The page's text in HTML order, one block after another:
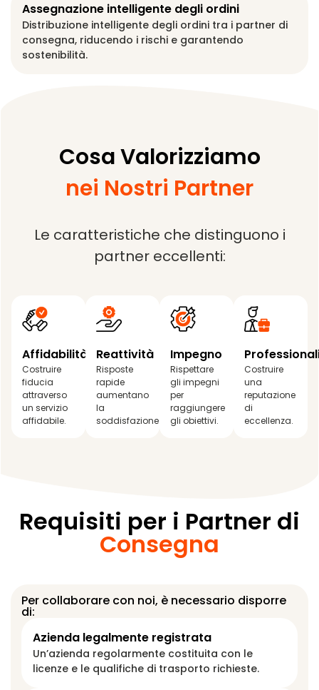
Assegnazione intelligente degli ordini
Distribuzione intelligente degli ordini tra i partner di
consegna, riducendo i rischi e garantendo
sostenibilità.
Cosa Valorizziamo
nei Nostri Partner
Le caratteristiche che distinguono i
partner eccellenti:
Affidabilità
Costruire
fiducia
attraverso
un servizio
affidabile.
Reattività
Risposte
rapide
aumentano
la
soddisfazione.
Impegno
Rispettare
gli impegni
per
raggiungere
gli obiettivi.
Costruire
una
reputazione
di
eccellenza.
Requisiti per i Partner di
Consegna
Per collaborare con noi, è necessario disporre
di:
Azienda legalmente registrata
Un’azienda regolarmente costituita con le
licenze e le qualifiche di trasporto richieste.